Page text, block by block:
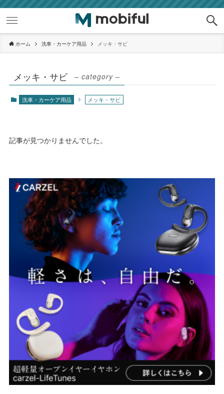
ホーム 洗車・カーケア用品 メッキ・サビ
メッキ・サビ – category –
洗車・カーケア用品 メッキ・サビ
記事が見つかりませんでした。